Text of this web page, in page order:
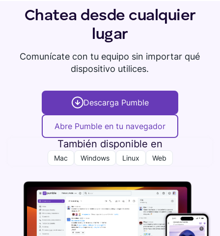
Chatea desde cualquier
lugar
Comunícate con tu equipo sin importar qué
dispositivo utilices.
Descarga Pumble
Abre Pumble en tu navegador
También disponible en
Mac Windows Linux Web